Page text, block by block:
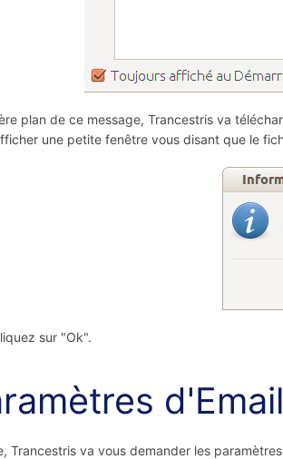
plan de ce message, Trancestris va
une petite fenêtre vous disant que le
sur "Ok".
d'Email
Trancestris va vous demander les